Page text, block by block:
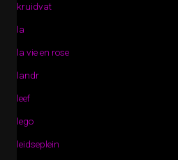
kruidvat
la
la vie en rose
landr
leef
lego
leidseplein